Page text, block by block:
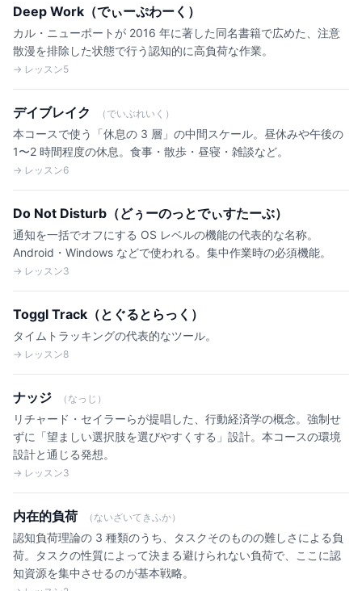
Deep Work（でぃーぷわーく）
カル・ニューポートが 2016 年に著した同名書籍で広めた、注意
散漫を排除した状態で行う認知的に高負荷な作業。
→ レッスン5
デイブレイク （でいぶれいく）
本コースで使う「休息の 3 層」の中間スケール。昼休みや午後の
1〜2 時間程度の休息。食事・散歩・昼寝・雑談など。
→ レッスン6
Do Not Disturb（どぅーのっとでぃすたーぶ）
通知を一括でオフにする OS レベルの機能の代表的な名称。
Android・Windows などで使われる。集中作業時の必須機能。
→ レッスン3
Toggl Track（とぐるとらっく）
タイムトラッキングの代表的なツール。
→ レッスン8
ナッジ （なっじ）
リチャード・セイラーらが提唱した、行動経済学の概念。強制せ
ずに「望ましい選択肢を選びやすくする」設計。本コースの環境
設計と通じる発想。
→ レッスン3
内在的負荷 （ないざいてきふか）
認知負荷理論の 3 種類のうち、タスクそのものの難しさによる負
荷。タスクの性質によって決まる避けられない負荷で、ここに認
知資源を集中させるのが基本戦略。